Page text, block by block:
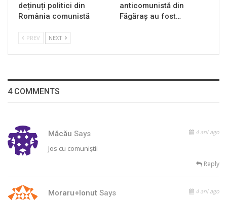
deținuți politici din
România comunistă
anticomunistă din
Făgăraș au fost…
PREV NEXT
4 COMMENTS
Măcău Says 4 ani ago
Jos cu comuniștii
Reply
Moraru+Ionut Says 4 ani ago